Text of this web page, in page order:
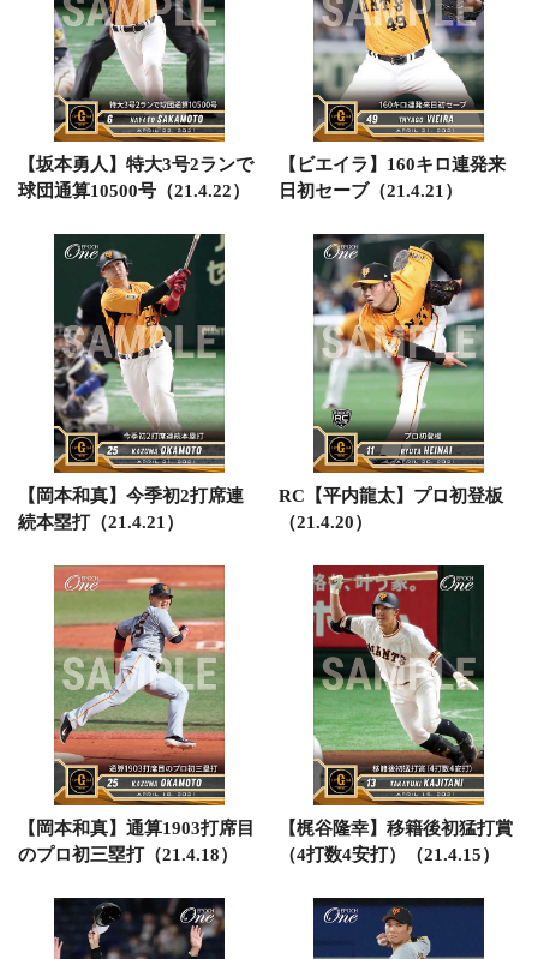
【坂本勇人】特大3号2ランで
球団通算10500号（21.4.22）
【ビエイラ】160キロ連発来
日初セーブ（21.4.21）
【岡本和真】今季初2打席連
続本塁打（21.4.21）
RC【平内龍太】プロ初登板
（21.4.20）
【岡本和真】通算1903打席目
のプロ初三塁打（21.4.18）
【梶谷隆幸】移籍後初猛打賞
（4打数4安打）（21.4.15）